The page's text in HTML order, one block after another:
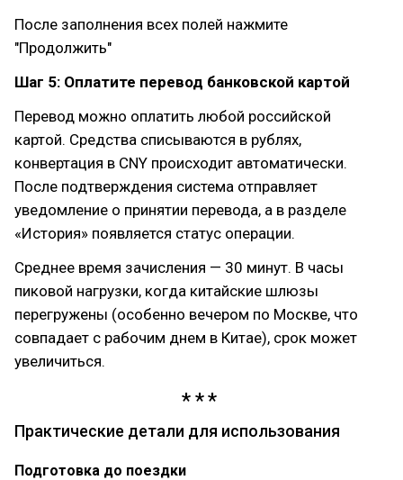
После заполнения всех полей нажмите
"Продолжить"
Шаг 5: Оплатите перевод банковской картой
Перевод можно оплатить любой российской
картой. Средства списываются в рублях,
конвертация в CNY происходит автоматически.
После подтверждения система отправляет
уведомление о принятии перевода, а в разделе
«История» появляется статус операции.
Среднее время зачисления — 30 минут. В часы
пиковой нагрузки, когда китайские шлюзы
перегружены (особенно вечером по Москве, что
совпадает с рабочим днем в Китае), срок может
увеличиться.
Практические детали для использования
Подготовка до поездки